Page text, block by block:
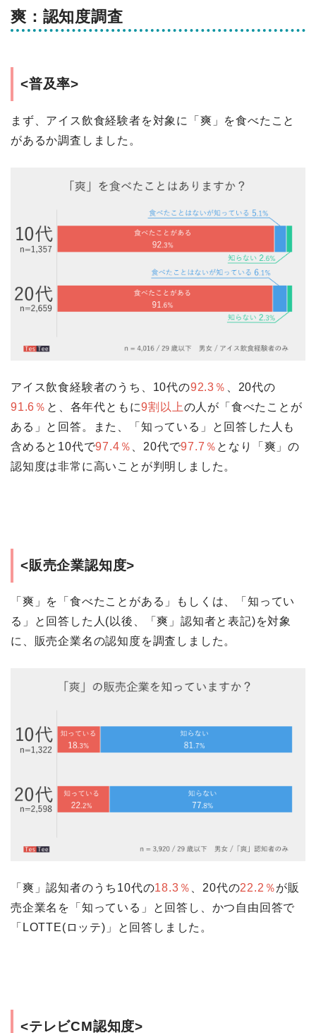
爽：認知度調査
<普及率>
まず、アイス飲食経験者を対象に「爽」を食べたこと
があるか調査しました。
アイス飲食経験者のうち、10代の92.3％
、20代の
91.6％ と、各年代ともに9割以上の人が「食べたことが
ある」と回答。また、「知っている」と回答した人も
含めると10代で97.4％ 、20代で97.7％ となり「爽」の
認知度は非常に高いことが判明しました。
<販売企業認知度>
「爽」を「食べたことがある」もしくは、「知ってい
る」と回答した人(以後、「爽」認知者と表記)を対象
に、販売企業名の認知度を調査しました。
「爽」認知者のうち10代の18.3％ 、20代の22.2％が販
売企業名を「知っている」と回答し、かつ自由回答で
「LOTTE(ロッテ)」と回答しました。
<テレビCM認知度>